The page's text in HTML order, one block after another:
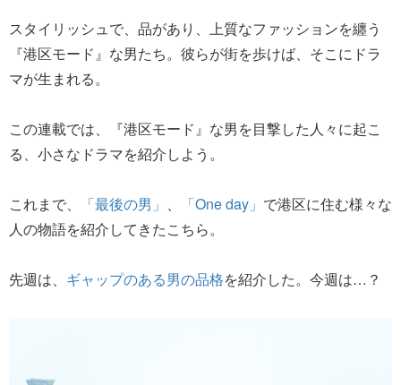
スタイリッシュで、品があり、上質なファッションを纏う
『港区モード』な男たち。彼らが街を歩けば、そこにドラ
マが生まれる。
この連載では、『港区モード』な男を目撃した人々に起こ
る、小さなドラマを紹介しよう。
これまで、 「最後の男」 「One day」 で港区に住む様々な
人の物語を紹介してきたこちら。
先週は、 ギャップのある男の品格を紹介した。今週は…？